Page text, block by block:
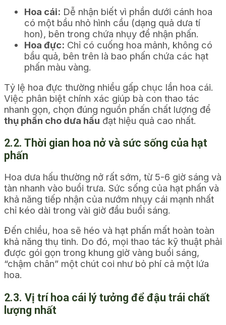
Hoa cái: Dễ nhận biết vì phần dưới cánh hoa
có một bầu nhỏ hình cầu (dạng quả dưa tí
hon), bên trong chứa nhụy để nhận phấn.
Hoa đực: Chỉ có cuống hoa mảnh, không có
bầu quả, bên trên là bao phấn chứa các hạt
phấn màu vàng.
Tỷ lệ hoa đực thường nhiều gấp chục lần hoa cái.
Việc phân biệt chính xác giúp bà con thao tác
nhanh gọn, chọn đúng nguồn phấn chất lượng để
thụ phấn cho dưa hấu đạt hiệu quả cao nhất.
2.2. Thời gian hoa nở và sức sống của hạt
phấn
Hoa dưa hấu thường nở rất sớm, từ 5-6 giờ sáng và
tàn nhanh vào buổi trưa. Sức sống của hạt phấn và
khả năng tiếp nhận của nướm nhụy cái mạnh nhất
chỉ kéo dài trong vài giờ đầu buổi sáng.
Đến chiều, hoa sẽ héo và hạt phấn mất hoàn toàn
khả năng thụ tinh. Do đó, mọi thao tác kỹ thuật phải
được gói gọn trong khung giờ vàng buổi sáng,
“chậm chân” một chút coi như bỏ phí cả một lứa
hoa.
2.3. Vị trí hoa cái lý tưởng để đậu trái chất
lượng nhất